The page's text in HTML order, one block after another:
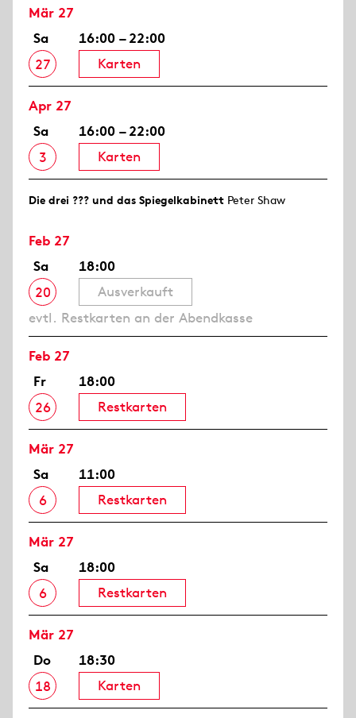
Mär 27
Sa
27
16:00 – 22:00
Karten
Apr 27
Sa
3
16:00 – 22:00
Karten
Die drei ??? und das Spiegelkabinett Peter Shaw
Feb 27
Sa
20
18:00
Ausverkauft
evtl. Restkarten an der Abendkasse
Feb 27
Fr
26
18:00
Restkarten
Mär 27
Sa
6
11:00
Restkarten
Mär 27
Sa
6
18:00
Restkarten
Mär 27
Do
18
18:30
Karten